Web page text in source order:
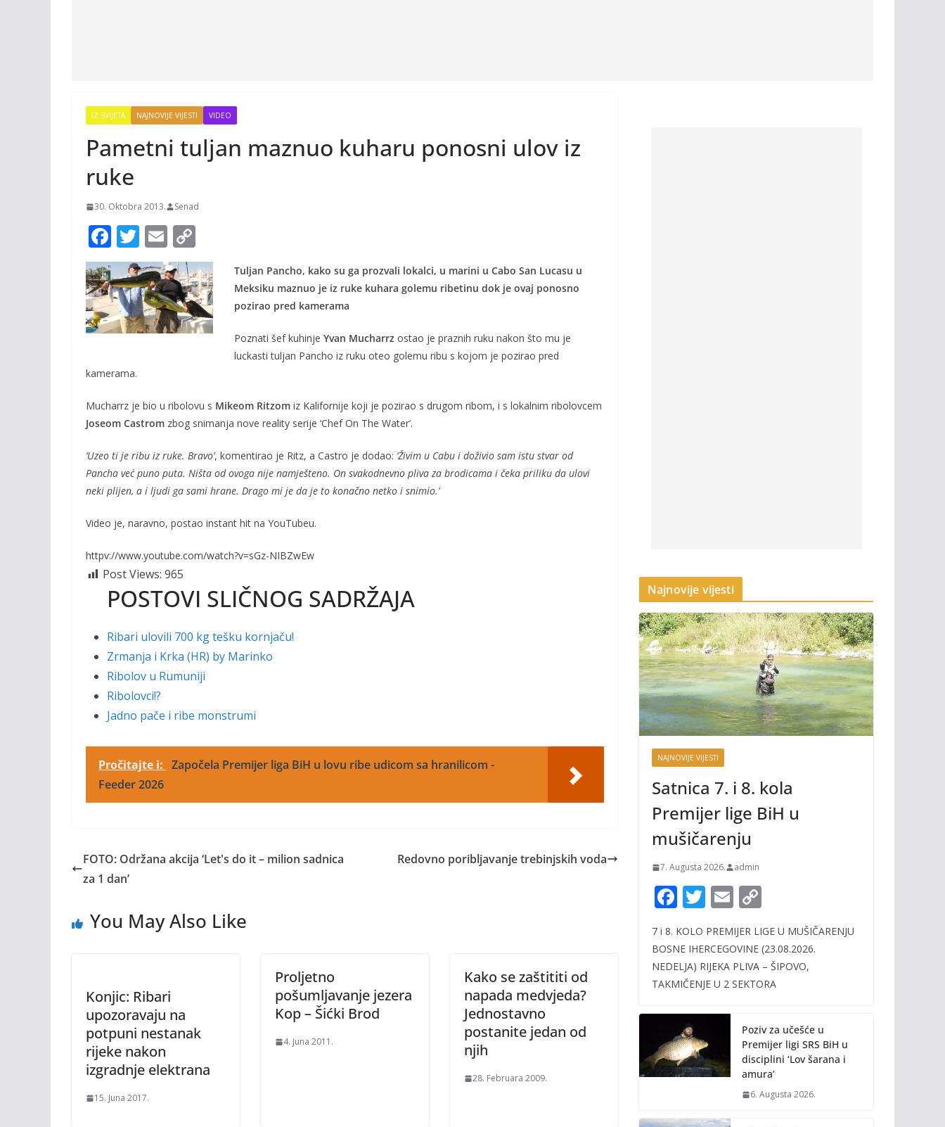
IZ SVIJETA NAJNOVIJE VIJESTI VIDEO
Pametni tuljan maznuo kuharu ponosni ulov iz
ruke
30. Oktobra 2013. Senad
F
ac
e
b
o
k
T
w
itt
er
E
m
ai
l
o
p
y
Li
Tuljan Pancho, kako su ga prozvali lokalci, u marini u Cabo San Lucasu u
Meksiku maznuo je iz ruke kuhara golemu ribetinu dok je ovaj ponosno
pozirao pred kamerama
Poznati šef kuhinje Yvan Mucharrz ostao je praznih ruku nakon što mu je
luckasti tuljan Pancho iz ruku oteo golemu ribu s kojom je pozirao pred
kamerama.
Mucharrz je bio u ribolovu s Mikeom Ritzom iz Kalifornije koji je pozirao s drugom ribom, i s lokalnim ribolovcem
Joseom Castrom zbog snimanja nove reality serije ‘Chef On The Water’.
‘Uzeo ti je ribu iz ruke. Bravo’, komentirao je Ritz, a Castro je dodao: ‘Živim u Cabu i doživio sam istu stvar od
Pancha već puno puta. Ništa od ovoga nije namješteno. On svakodnevno pliva za brodicama i čeka priliku da ulovi
neki plijen, a i ljudi ga sami hrane. Drago mi je da je to konačno netko i snimio.’
Video je, naravno, postao instant hit na YouTubeu.
httpv://www.youtube.com/watch?v=sGz-NIBZwEw
Post Views: 965
POSTOVI SLIČNOG SADRŽAJA
Ribari ulovili 700 kg tešku kornjaču!
Zrmanja i Krka (HR) by Marinko
Ribolov u Rumuniji
Ribolovci!?
Jadno pače i ribe monstrumi
Pročitajte i: Započela Premijer liga BiH u lovu ribe udicom sa hranilicom -
Feeder 2026
FOTO: Održana akcija ‘Let's do it – milion sadnica
za 1 dan’
Redovno poribljavanje trebinjskih voda
You May Also Like
Konjic: Ribari
upozoravaju na
potpuni nestanak
rijeke nakon
izgradnje elektrana
15. Juna 2017.
Proljetno
pošumljavanje jezera
Kop – Šićki Brod
4. Juna 2011.
Kako se zaštititi od
napada medvjeda?
Jednostavno
postanite jedan od
njih
28. Februara 2009.
Najnovije vijesti
NAJNOVIJE VIJESTI
Satnica 7. i 8. kola
Premijer lige BiH u
mušičarenju
7. Augusta 2026. admin
F
e
b
o
o
k
T
itt
er
E
ai
l
p
y
Li
k
7 i 8. KOLO PREMIJER LIGE U MUŠIČARENJU
BOSNE IHERCEGOVINE (23.08.2026.
NEDELJA) RIJEKA PLIVA – ŠIPOVO,
TAKMIČENJE U 2 SEKTORA
Poziv za učešće u
Premijer ligi SRS BiH u
disciplini ‘Lov šarana i
amura’
6. Augusta 2026.